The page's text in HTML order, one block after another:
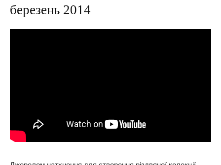
березень 2014